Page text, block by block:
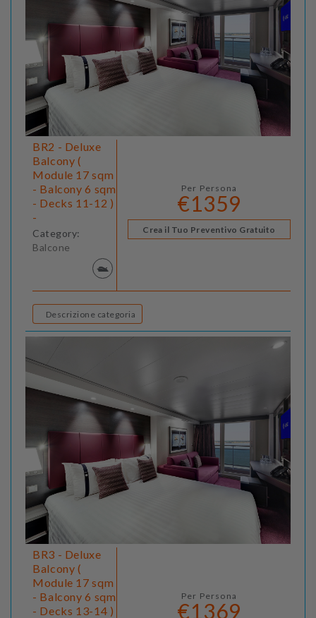
BR2 - Deluxe
Balcony (
Module 17 sqm
- Balcony 6 sqm
- Decks 11-12 )
-
Category:
Balcone
Per Persona
€1359
Crea il Tuo Preventivo Gratuito
Descrizione categoria
BR3 - Deluxe
Balcony (
Module 17 sqm
- Balcony 6 sqm
- Decks 13-14 )
Per Persona
€1369